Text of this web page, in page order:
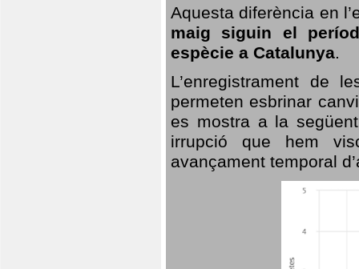
Aquesta diferència en
maig siguin el
espècie a Catalunya.
L’enregistrament de
permeten esbrinar
es mostra a la
irrupció que hem
avançament temporal